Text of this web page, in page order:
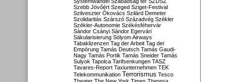
Szebb Jövőért Szeged Sziget-Festival
Szilveszter Ókovács Szilárd Demeter
Szolidaritás Szárszó Századvég Székler
Székler-Autonomie Székésféhervár
Sándor Csányi Sándor Egervári
Säkularisierung Sólyom Airways
Tabaklizenzen Tag der Arbeit Tag der
Empörung Tamás Deutsch Tamás Gaudi-
Nagy Tamás Portik Tamás Sneider Tamás
Sulyok Tapolca Tarifsenkungen TASZ
Tavares-Report Taxiunternehmen TEK
Telekommunikation Terrorismus Tesco